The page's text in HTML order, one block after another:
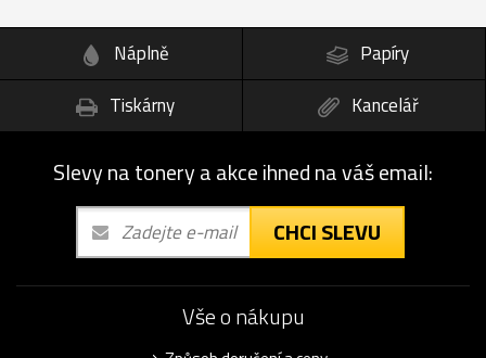
Náplně
Papíry
Tiskárny
Kancelář
Slevy na tonery a akce ihned na váš email:
CHCI SLEVU
Vše o nákupu